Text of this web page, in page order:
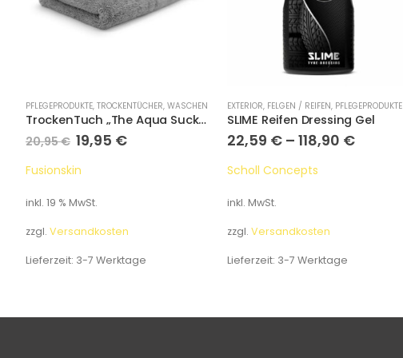
PFLEGEPRODUKTE, TROCKENTÜCHER, WASCHEN
TrockenTuch „The Aqua Sucker“
20,95€ 19,95 €
Fusionskin
inkl. 19 % MwSt.
zzgl. Versandkosten
Lieferzeit: 3-7 Werktage
EXTERIOR, FELGEN / REIFEN, PFLEGEPRODUKTE
SLIME Reifen Dressing Gel
22,59 € – 118,90 €
Scholl Concepts
inkl. MwSt.
zzgl. Versandkosten
Lieferzeit: 3-7 Werktage